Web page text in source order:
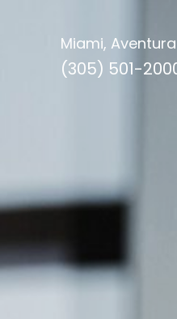
Miami,
(305) 501-